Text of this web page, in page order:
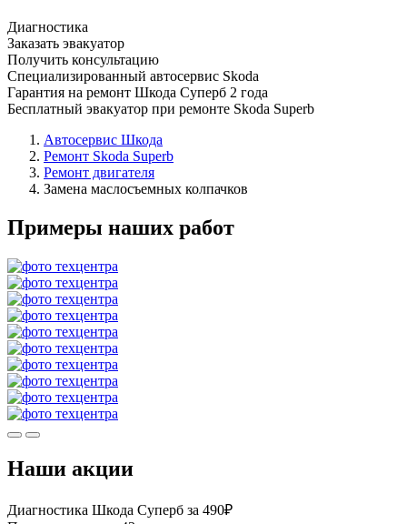
Диагностика
Заказать эвакуатор
Получить консультацию
Специализированный автосервис Skoda
Гарантия на ремонт Шкода Суперб 2 года
Бесплатный эвакуатор при ремонте Skoda Superb
Автосервис Шкода
Ремонт Skoda Superb
Ремонт двигателя
Замена маслосъемных колпачков
Примеры наших работ
Наши акции
Диагностика Шкода Суперб за 490₽